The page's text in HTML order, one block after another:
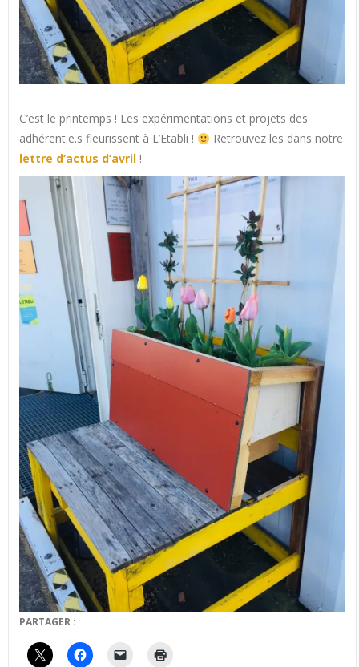
C’est le printemps ! Les expérimentations et projets des
adhérent.e.s fleurissent à L’Etabli !
Retrouvez les dans notre
lettre d’actus d’avril!
PARTAGER :